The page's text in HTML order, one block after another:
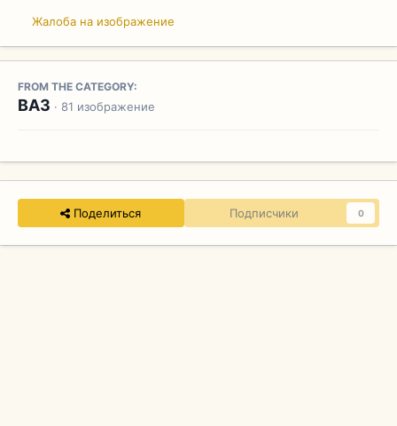
Жалоба на изображение
FROM THE CATEGORY:
ВАЗ · 81 изображение
Поделиться Подписчики 0